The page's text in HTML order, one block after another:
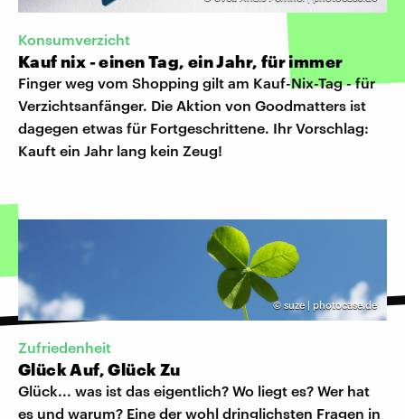
Konsumverzicht
Kauf nix - einen Tag, ein Jahr, für immer
Finger weg vom Shopping gilt am Kauf-Nix-Tag - für
Verzichtsanfänger. Die Aktion von Goodmatters ist
dagegen etwas für Fortgeschrittene. Ihr Vorschlag:
Kauft ein Jahr lang kein Zeug!
© suze | photocase.de
Zufriedenheit
Glück Auf, Glück Zu
Glück... was ist das eigentlich? Wo liegt es? Wer hat
es und warum? Eine der wohl dringlichsten Fragen in